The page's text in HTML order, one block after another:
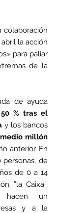
colaboración
la acción
para paliar
de la
% tras el
y los bancos
medio millón
anterior. En
personas, de
de 0 a 14
”la Caixa”,
hacen un
y a la